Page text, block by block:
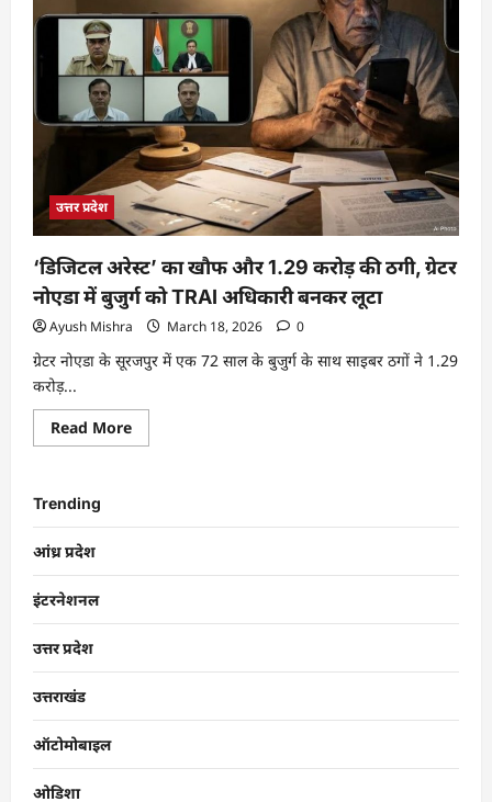
उत्तर प्रदेश
‘डिजिटल अरेस्ट’ का खौफ और 1.29 करोड़ की ठगी, ग्रेटर
नोएडा में बुजुर्ग को TRAI अधिकारी बनकर लूटा
Ayush Mishra March 18, 2026 0
ग्रेटर नोएडा के सूरजपुर में एक 72 साल के बुजुर्ग के साथ साइबर ठगों ने 1.29
करोड़...
Read More
Trending
आंध्र प्रदेश
इंटरनेशनल
उत्तर प्रदेश
उत्तराखंड
ऑटोमोबाइल
ओडिशा